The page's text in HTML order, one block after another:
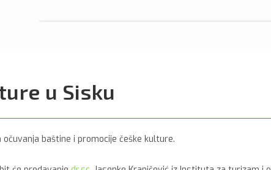
u Sisku
baštine i promocije češke kulture.